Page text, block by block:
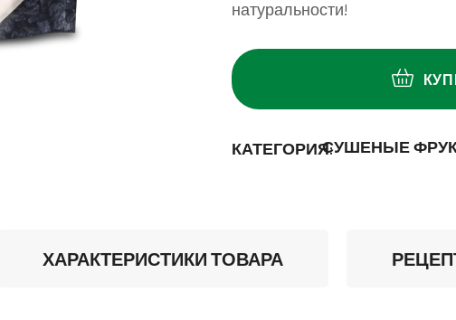
натуральности!
КАТЕГОРИЯ:СУШЕНЫЕ
ХАРАКТЕРИСТИКИ ТОВАРА